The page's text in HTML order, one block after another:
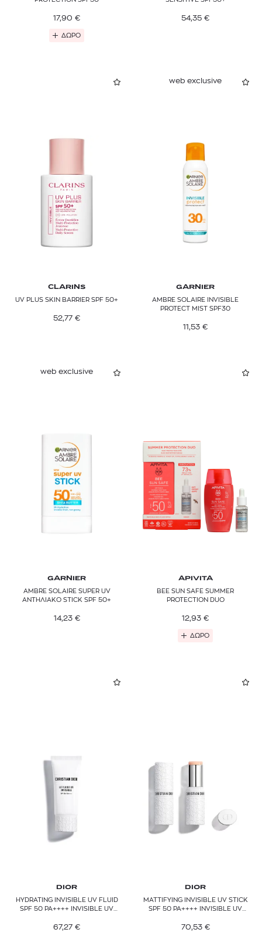
17,90 €
ΔΩΡΟ
54,35 €
CLARINS
UV PLUS SKIN BARRIER SPF 50+
52,77 €
web exclusive
GARNIER
AMBRE SOLAIRE INVISIBLE
PROTECT MIST SPF30
11,53 €
web exclusive
GARNIER
AMBRE SOLAIRE SUPER UV
ΑΝΤΗΛΙΑΚΟ STICK SPF 50+
14,23 €
APIVITA
BEE SUN SAFE SUMMER
PROTECTION DUO
12,93 €
ΔΩΡΟ
DIOR
HYDRATING INVISIBLE UV FLUID
SPF 50 PA++++ INVISIBLE UV
67,27 €
DIOR
MATTIFYING INVISIBLE UV STICK
SPF 50 PA++++ INVISIBLE UV
70,53 €